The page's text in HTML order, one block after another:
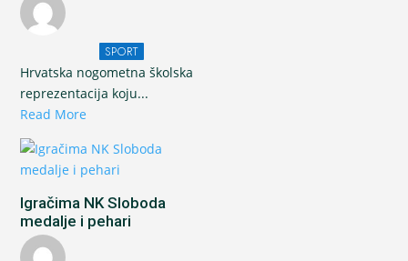
SPORT
Hrvatska nogometna školska
reprezentacija koju...
Read More
Igračima NK Sloboda
medalje i pehari